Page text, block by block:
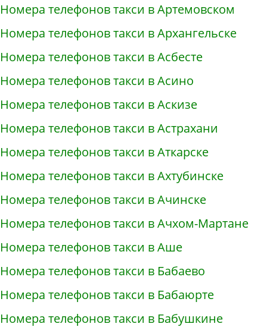
Номера телефонов такси в Артемовском
Номера телефонов такси в Архангельске
Номера телефонов такси в Асбесте
Номера телефонов такси в Асино
Номера телефонов такси в Аскизе
Номера телефонов такси в Астрахани
Номера телефонов такси в Аткарске
Номера телефонов такси в Ахтубинске
Номера телефонов такси в Ачинске
Номера телефонов такси в Ачхом-Мартане
Номера телефонов такси в Аше
Номера телефонов такси в Бабаево
Номера телефонов такси в Бабаюрте
Номера телефонов такси в Бабушкине